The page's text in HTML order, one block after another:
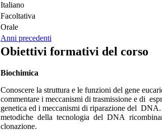
Italiano
Facoltativa
Orale
Anni precedenti
Obiettivi formativi del corso
Biochimica
Conoscere la struttura e le funzioni del gene
commentare i meccanismi di trasmissione e di
genetica ed i meccanismi di riparazione del
metodiche della tecnologia del DNA
clonazione.